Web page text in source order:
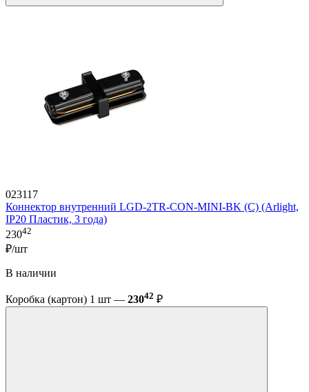
023117
Коннектор внутренний LGD-2TR-CON-MINI-BK (C) (Arlight,
IP20 Пластик, 3 года)
23042
₽/шт
В наличии
Коробка (картон) 1 шт — 23042 ₽